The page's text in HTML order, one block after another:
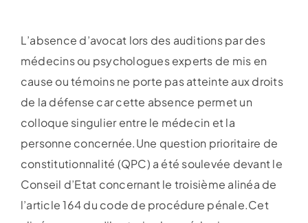
L’absence d’avocat lors des auditions par des
médecins ou psychologues experts de mis en
cause ou témoins ne porte pas atteinte aux droits
de la défense car cette absence permet un
colloque singulier entre le médecin et la
personne concernée.Une question prioritaire de
constitutionnalité (QPC) a été soulevée devant le
Conseil d’Etat concernant le troisième alinéa de
l’article 164 du code de procédure pénale.Cet